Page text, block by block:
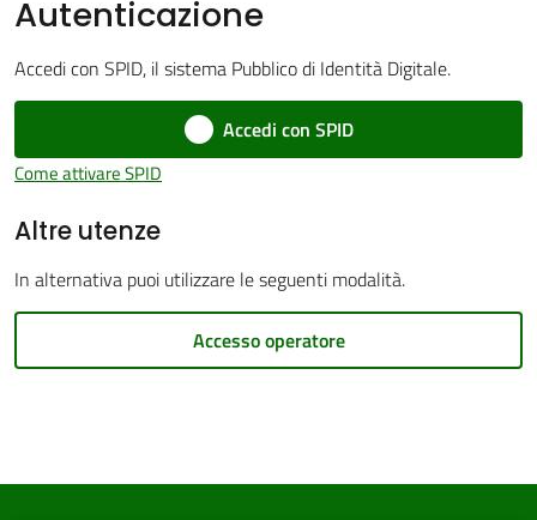
on-
line
gli
Autenticazione
Accedi con SPID, il sistema Pubblico di Identità Digitale.
Accedi con SPID
Come attivare SPID
Altre utenze
In alternativa puoi utilizzare le seguenti modalità.
Accesso operatore